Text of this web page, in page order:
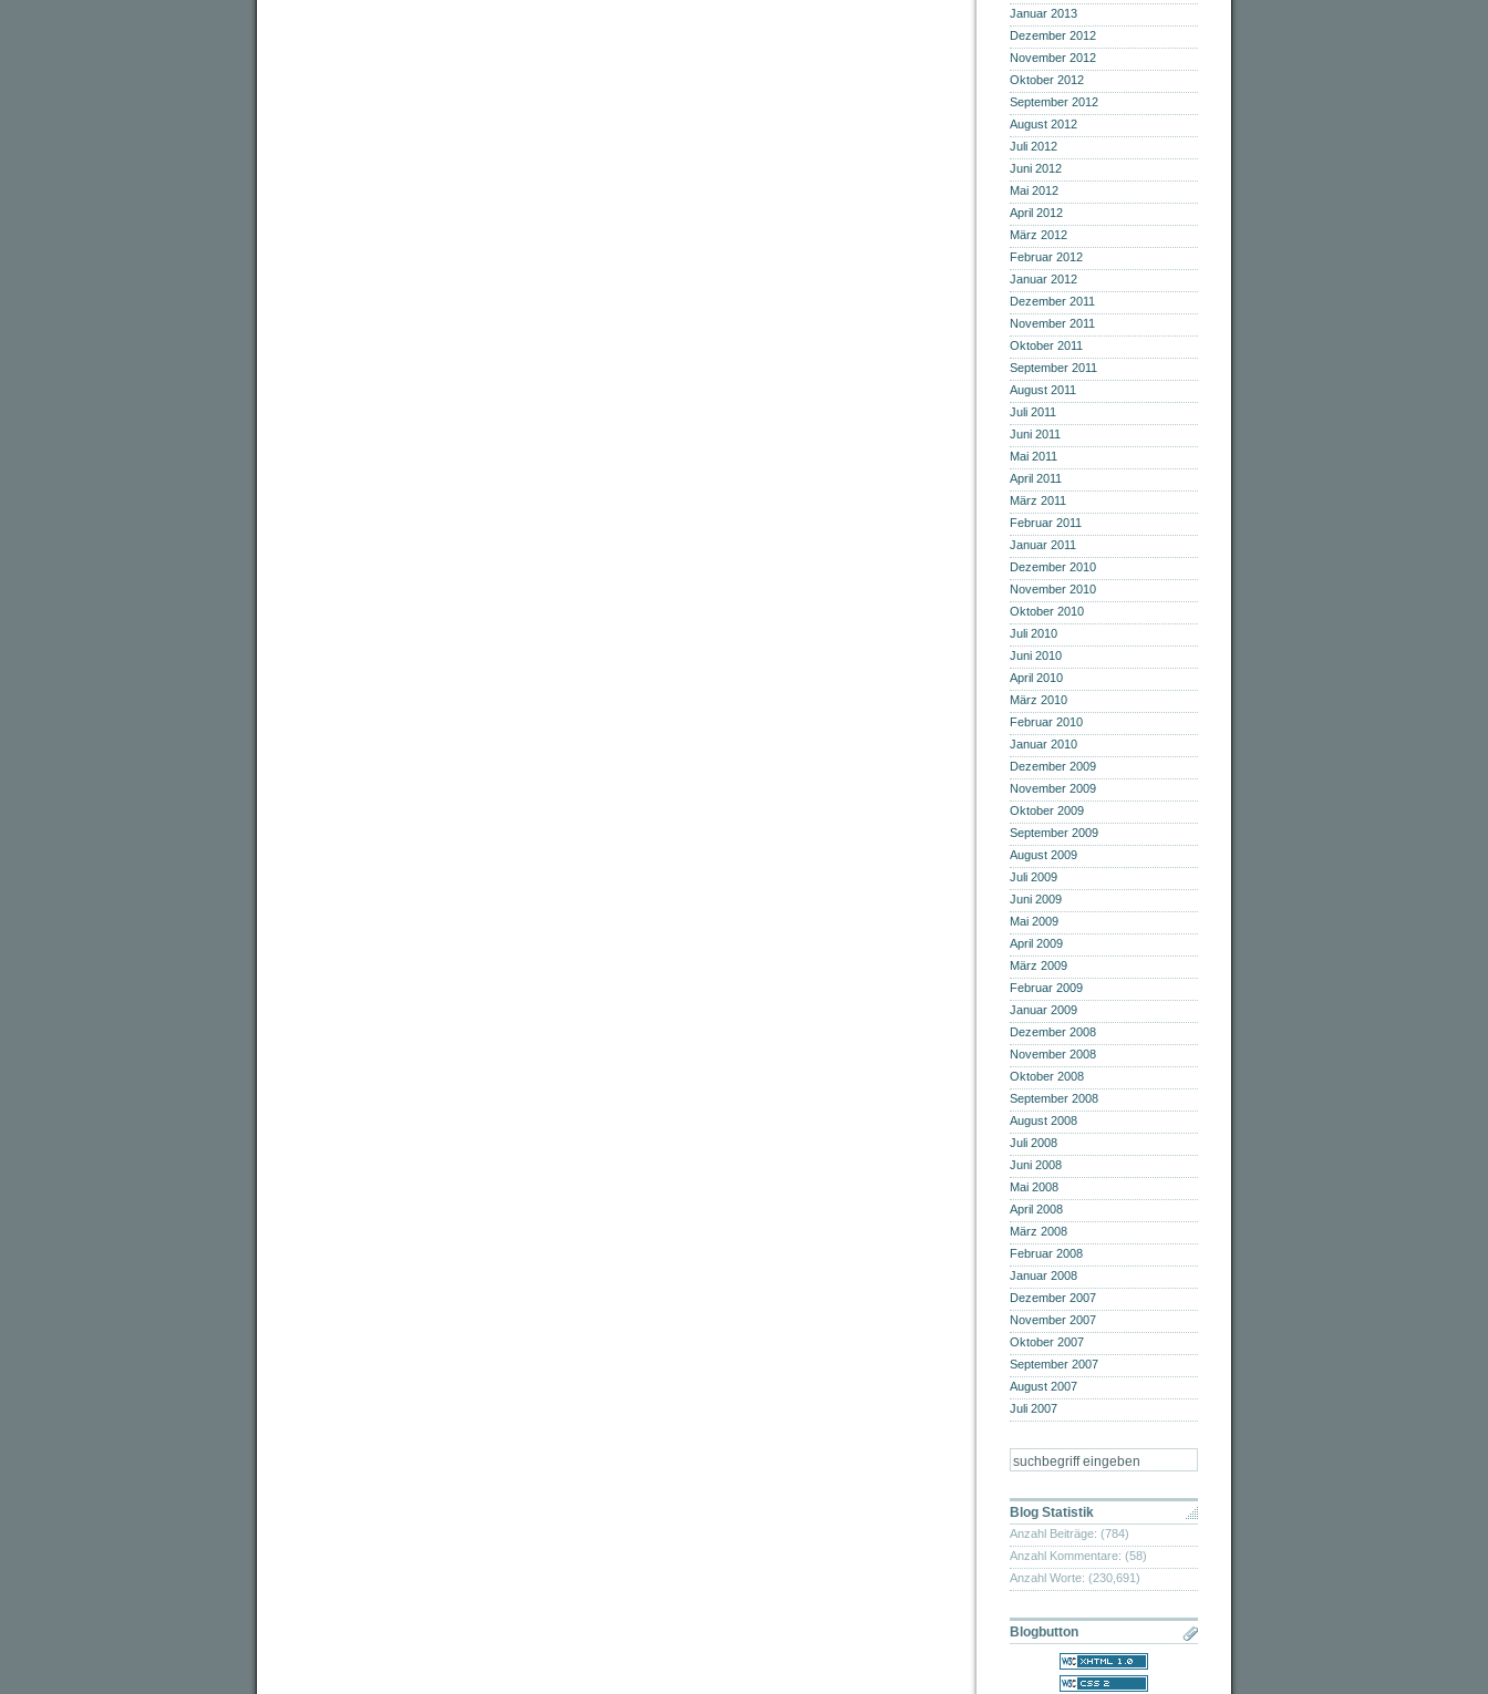
Januar 2013
Dezember 2012
November 2012
Oktober 2012
September 2012
August 2012
Juli 2012
Juni 2012
Mai 2012
April 2012
März 2012
Februar 2012
Januar 2012
Dezember 2011
November 2011
Oktober 2011
September 2011
August 2011
Juli 2011
Juni 2011
Mai 2011
April 2011
März 2011
Februar 2011
Januar 2011
Dezember 2010
November 2010
Oktober 2010
Juli 2010
Juni 2010
April 2010
März 2010
Februar 2010
Januar 2010
Dezember 2009
November 2009
Oktober 2009
September 2009
August 2009
Juli 2009
Juni 2009
Mai 2009
April 2009
März 2009
Februar 2009
Januar 2009
Dezember 2008
November 2008
Oktober 2008
September 2008
August 2008
Juli 2008
Juni 2008
Mai 2008
April 2008
März 2008
Februar 2008
Januar 2008
Dezember 2007
November 2007
Oktober 2007
September 2007
August 2007
Juli 2007
Blog Statistik
Anzahl Beiträge: (784)
Anzahl Kommentare: (58)
Anzahl Worte: (230,691)
Blogbutton